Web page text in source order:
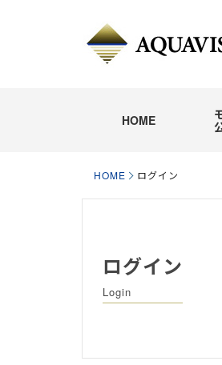
HOME
HOME ログイン
ログイン
Login